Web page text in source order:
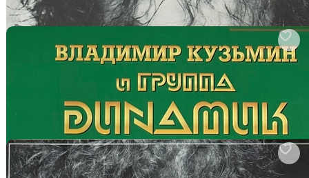
В корзину
арт. 3192624362
Владимир Кузьмин и группа Динамик - Золотая коллекция
рока (Россия 2024г.)
Виниловая пластинка
В корзину
арт. 3332987760
Владимир Кузьмин ‎– Моя Подруга Удача (Россия 2023г.)